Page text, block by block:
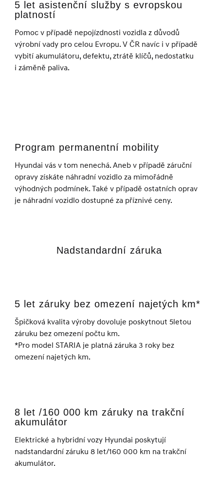
5 let asistenční služby s evropskou
platností
Pomoc v případě nepojízdnosti vozidla z důvodů
výrobní vady pro celou Evropu. V ČR navíc i v případě
vybití akumulátoru, defektu, ztrátě klíčů, nedostatku
i záměně paliva.
Program permanentní mobility
Hyundai vás v tom nenechá. Aneb v případě záruční
opravy získáte náhradní vozidlo za mimořádně
výhodných podmínek. Také v případě ostatních oprav
je náhradní vozidlo dostupné za příznivé ceny.
Nadstandardní záruka
5 let záruky bez omezení najetých km*
Špičková kvalita výroby dovoluje poskytnout 5letou
záruku bez omezení počtu km.
*Pro model STARIA je platná záruka 3 roky bez
omezení najetých km.
8 let /160 000 km záruky na trakční
akumulátor
Elektrické a hybridní vozy Hyundai poskytují
nadstandardní záruku 8 let/160 000 km na trakční
akumulátor.